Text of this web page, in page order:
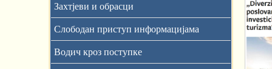
Захтјеви и обрасци
Слободан приступ информацијама
Водич кроз поступке